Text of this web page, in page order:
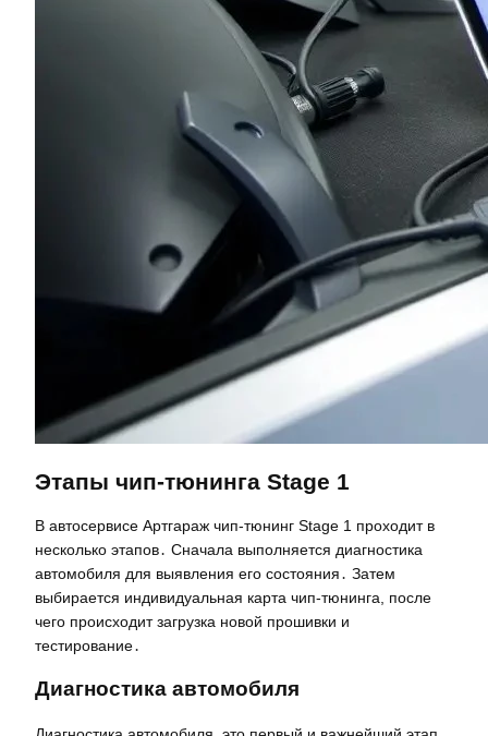
Этапы чип-тюнинга Stage 1
В автосервисе Артгараж чип-тюнинг Stage 1 проходит в
несколько этапов․ Сначала выполняется диагностика
автомобиля для выявления его состояния․ Затем
выбирается индивидуальная карта чип-тюнинга, после
чего происходит загрузка новой прошивки и
тестирование․
Диагностика автомобиля